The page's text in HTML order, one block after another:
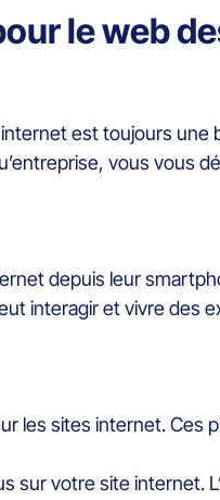
le web
est toujours
vous vous
depuis leur
interagir et vivre des
les sites internet. Ces
sur votre site internet.